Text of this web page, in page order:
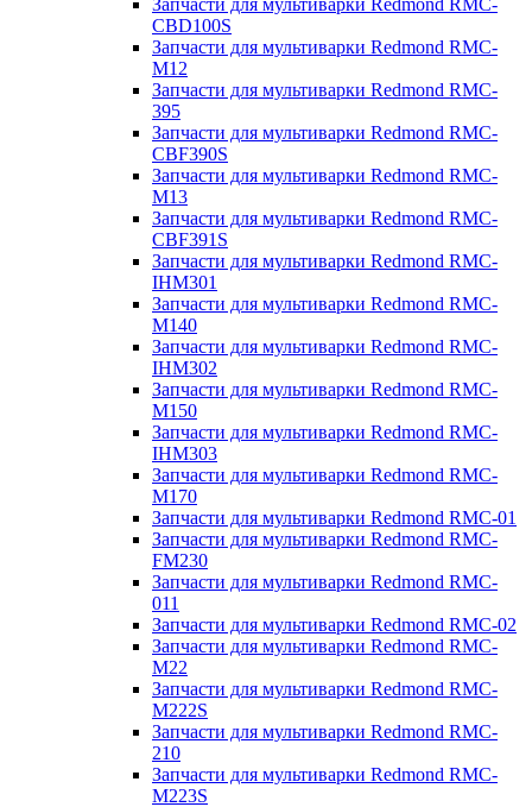
Запчасти для мультиварки Redmond RMC-
CBD100S
Запчасти для мультиварки Redmond RMC-
M12
Запчасти для мультиварки Redmond RMC-
395
Запчасти для мультиварки Redmond RMC-
CBF390S
Запчасти для мультиварки Redmond RMC-
M13
Запчасти для мультиварки Redmond RMC-
CBF391S
Запчасти для мультиварки Redmond RMC-
IHM301
Запчасти для мультиварки Redmond RMC-
M140
Запчасти для мультиварки Redmond RMC-
IHM302
Запчасти для мультиварки Redmond RMC-
M150
Запчасти для мультиварки Redmond RMC-
IHM303
Запчасти для мультиварки Redmond RMC-
M170
Запчасти для мультиварки Redmond RMC-01
Запчасти для мультиварки Redmond RMC-
FM230
Запчасти для мультиварки Redmond RMC-
011
Запчасти для мультиварки Redmond RMC-02
Запчасти для мультиварки Redmond RMC-
M22
Запчасти для мультиварки Redmond RMC-
M222S
Запчасти для мультиварки Redmond RMC-
210
Запчасти для мультиварки Redmond RMC-
M223S